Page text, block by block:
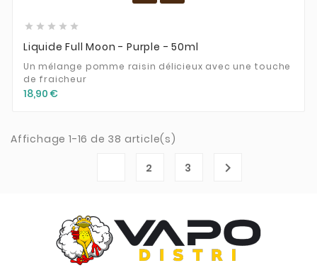
    
Liquide Full Moon - Purple - 50ml
Un mélange pomme raisin délicieux avec une touche
de fraicheur
18,90 €
Affichage 1-16 de 38 article(s)
2 3 